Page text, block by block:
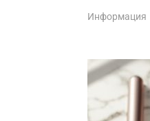
Информация